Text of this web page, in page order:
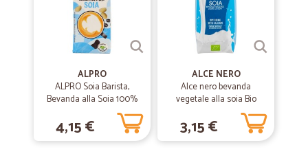
ALPRO
ALPRO Soia Barista,
Bevanda alla Soia 100%
vegetale, ideale col caffè,
con vitamine B2, B12 e D, 1 L
4,15 €
ALCE NERO
Alce nero bevanda
vegetale alla soia Bio
3,15 €